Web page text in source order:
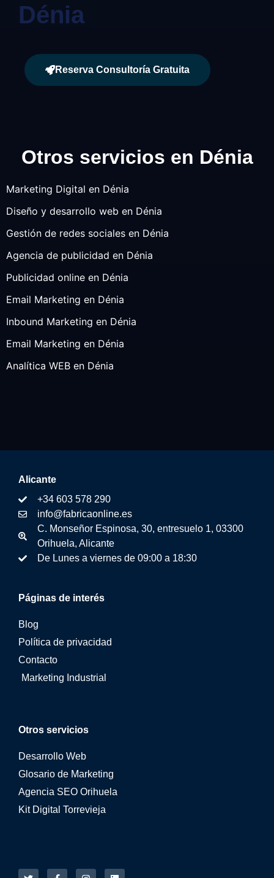
Dénia
Reserva Consultoría Gratuita
Otros servicios en Dénia
Marketing Digital en Dénia
Diseño y desarrollo web en Dénia
Gestión de redes sociales en Dénia
Agencia de publicidad en Dénia
Publicidad online en Dénia
Email Marketing en Dénia
Inbound Marketing en Dénia
Email Marketing en Dénia
Analítica WEB en Dénia
Otros servicios
Desarrollo Web
Glosario de Marketing
Agencia SEO Orihuela
Kit Digital Torrevieja
Páginas de interés
Blog
Política de privacidad
Contacto
Marketing Industrial
Alicante
+34 603 578 290
info@fabricaonline.es
C. Monseñor Espinosa, 30, entresuelo 1, 03300
Orihuela, Alicante
De Lunes a viernes de 09:00 a 18:30